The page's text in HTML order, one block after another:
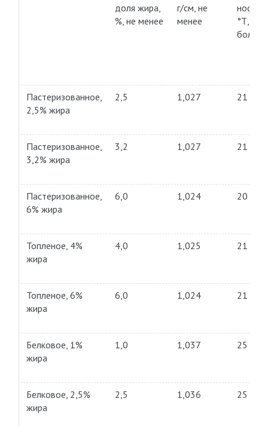
доля жира,
%, не менее
г/см, не
менее
ность,
°Т, не
более
Пастеризованное,
2,5% жира
2,5 1,027 21
Пастеризованное,
3,2% жира
3,2 1,027 21
Пастеризованное,
6% жира
6,0 1,024 20
Топленое, 4%
жира
4,0 1,025 21
Топленое, 6%
жира
6,0 1,024 21
Белковое, 1%
жира
1,0 1,037 25
Белковое, 2,5%
жира
2,5 1,036 25